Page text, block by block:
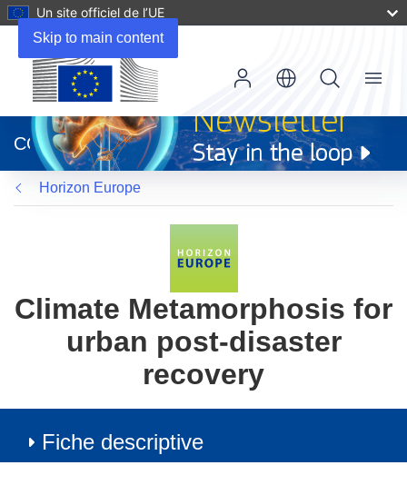
Skip to main content
Un site officiel de l’UE
dans
une
nouvelle
fenêtre)
CORDIS
Menu
Horizon Europe
Climate Metamorphosis for
urban post-disaster
recovery
Fiche descriptive